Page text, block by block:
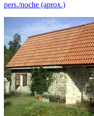
pers./noche (aprox.)